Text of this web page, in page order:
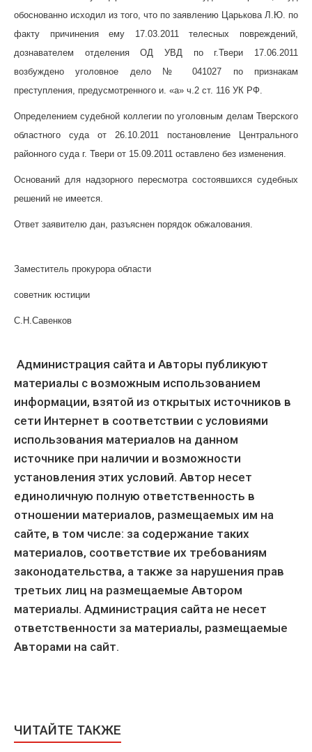
обоснованно исходил из того, что по заявлению Царькова Л.Ю. по
факту причинения ему 17.03.2011 телесных повреждений,
дознавателем отделения ОД УВД по г.Твери 17.06.2011
возбуждено уголовное дело № 041027 по признакам
преступления, предусмотренного и. «а» ч.2 ст. 116 УК РФ.
Определением судебной коллегии по уголовным делам Тверского
областного суда от 26.10.2011 постановление Центрального
районного суда г. Твери от 15.09.2011 оставлено без изменения.
Оснований для надзорного пересмотра состоявшихся судебных
решений не имеется.
Ответ заявителю дан, разъяснен порядок обжалования.
Заместитель прокурора области
советник юстиции
С.Н.Савенков
Администрация сайта и Авторы публикуют
материалы с возможным использованием
информации, взятой из открытых источников в
сети Интернет в соответствии с условиями
использования материалов на данном
источнике при наличии и возможности
установления этих условий. Автор несет
единоличную полную ответственность в
отношении материалов, размещаемых им на
сайте, в том числе: за содержание таких
материалов, соответствие их требованиям
законодательства, а также за нарушения прав
третьих лиц на размещаемые Автором
материалы. Администрация сайта не несет
ответственности за материалы, размещаемые
Авторами на сайт.
ЧИТАЙТЕ ТАКЖЕ